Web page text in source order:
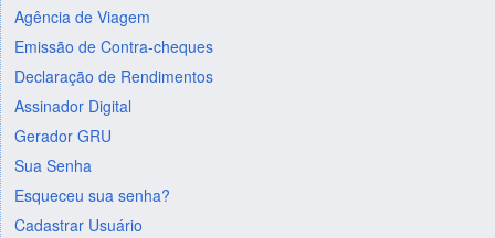
Agência de Viagem
Emissão de Contra-cheques
Declaração de Rendimentos
Assinador Digital
Gerador GRU
Sua Senha
Esqueceu sua senha?
Cadastrar Usuário